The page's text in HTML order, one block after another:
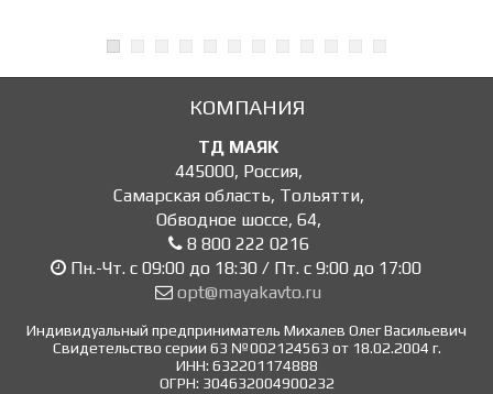
КОМПАНИЯ
ТД МАЯК
445000, Россия,
Самарская область, Тольятти,
Обводное шоссе, 64,
8 800 222 0216
Пн.-Чт. с 09:00 до 18:30 / Пт. с 9:00 до 17:00
opt@mayakavto.ru
Индивидуальный предприниматель Михалев Олег Васильевич
Свидетельство серии 63 №002124563 от 18.02.2004 г.
ИНН: 632201174888
ОГРН: 304632004900232